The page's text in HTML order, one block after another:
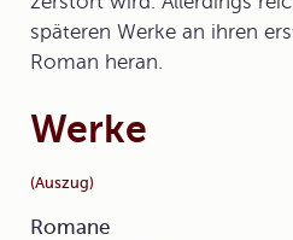
späteren Werke an ihren
Roman heran.
Werke
(Auszug)
Romane